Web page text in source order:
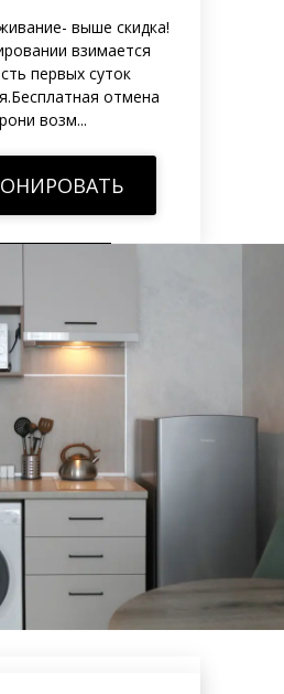
выше скидка!
взимается
первых суток
отмена
возм...